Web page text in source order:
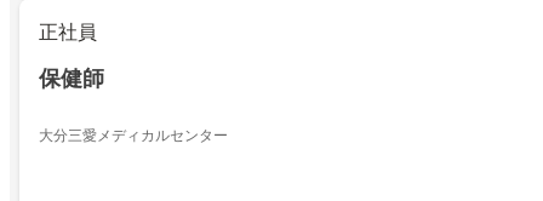
正社員
保健師
大分三愛メディカルセンター